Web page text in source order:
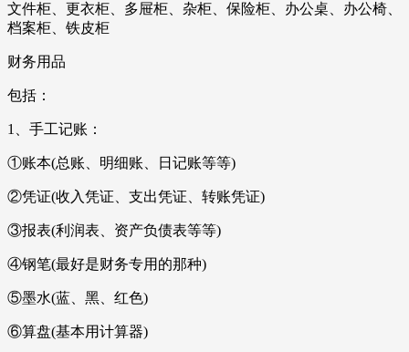
文件柜、更衣柜、多屉柜、杂柜、保险柜、办公桌、办公椅、
档案柜、铁皮柜
财务用品
包括：
1、手工记账：
①账本(总账、明细账、日记账等等)
②凭证(收入凭证、支出凭证、转账凭证)
③报表(利润表、资产负债表等等)
④钢笔(最好是财务专用的那种)
⑤墨水(蓝、黑、红色)
⑥算盘(基本用计算器)